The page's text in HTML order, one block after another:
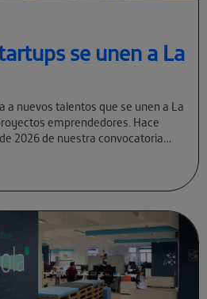
se unen a La
a nuevos talentos que se unen a La
emprendedores. Hace
2026 de nuestra convocatoria